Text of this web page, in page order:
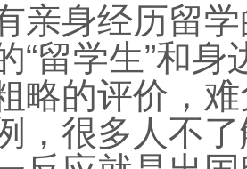
亲身经历留
“留学生”和
略的评价，
，很多人不